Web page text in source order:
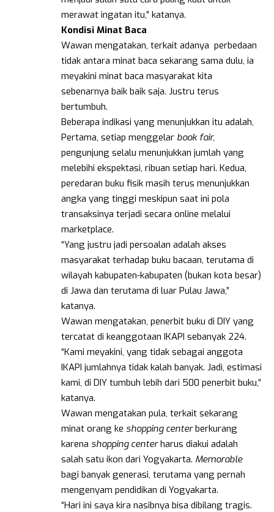
merawat ingatan itu,” katanya.
Kondisi Minat Baca
Wawan mengatakan, terkait adanya perbedaan
tidak antara minat baca sekarang sama dulu, ia
meyakini minat baca masyarakat kita
sebenarnya baik baik saja. Justru terus
bertumbuh.
Beberapa indikasi yang menunjukkan itu adalah,
Pertama, setiap menggelar book fair,
pengunjung selalu menunjukkan jumlah yang
melebihi ekspektasi, ribuan setiap hari. Kedua,
peredaran buku fisik masih terus menunjukkan
angka yang tinggi meskipun saat ini pola
transaksinya terjadi secara online melalui
marketplace.
“Yang justru jadi persoalan adalah akses
masyarakat terhadap buku bacaan, terutama di
wilayah kabupaten-kabupaten (bukan kota besar)
di Jawa dan terutama di luar Pulau Jawa,”
katanya.
Wawan mengatakan, penerbit buku di DIY yang
tercatat di keanggotaan IKAPI sebanyak 224.
“Kami meyakini, yang tidak sebagai anggota
IKAPI jumlahnya tidak kalah banyak. Jadi, estimasi
kami, di DIY tumbuh lebih dari 500 penerbit buku,”
katanya.
Wawan mengatakan pula, terkait sekarang
minat orang ke shopping centerberkurang
karena shopping centerharus diakui adalah
salah satu ikon dari Yogyakarta. Memorable
bagi banyak generasi, terutama yang pernah
mengenyam pendidikan di Yogyakarta.
“Hari ini saya kira nasibnya bisa dibilang tragis.